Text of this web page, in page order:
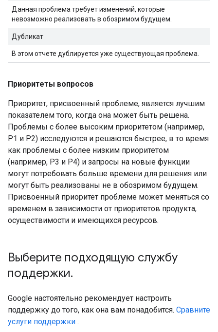
Данная проблема требует изменений, которые
невозможно реализовать в обозримом будущем.
Дубликат
В этом отчете дублируется уже существующая проблема.
Приоритеты вопросов
Приоритет, присвоенный проблеме, является лучшим
показателем того, когда она может быть решена.
Проблемы с более высоким приоритетом (например,
P1 и P2) исследуются и решаются быстрее, в то время
как проблемы с более низким приоритетом
(например, P3 и P4) и запросы на новые функции
могут потребовать больше времени для решения или
могут быть реализованы не в обозримом будущем.
Присвоенный приоритет проблеме может меняться со
временем в зависимости от приоритетов продукта,
осуществимости и имеющихся ресурсов.
Выберите подходящую службу
поддержки.
Google настоятельно рекомендует настроить
поддержку до того, как она вам понадобится. Сравните
услуги поддержки .